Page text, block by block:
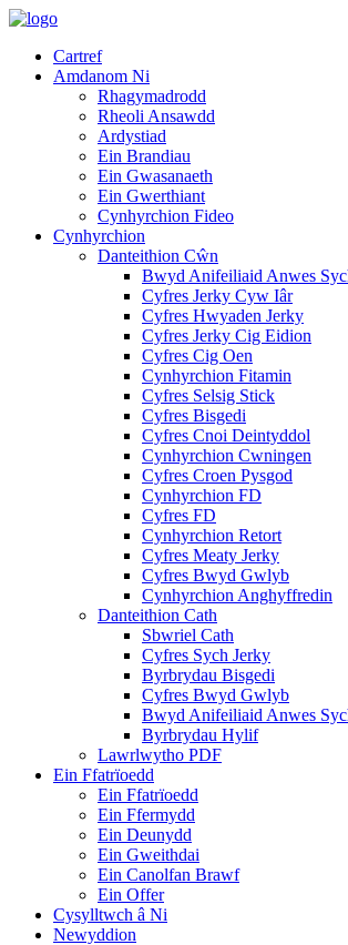
Cartref
Amdanom Ni
Rhagymadrodd
Rheoli Ansawdd
Ardystiad
Ein Brandiau
Ein Gwasanaeth
Ein Gwerthiant
Cynhyrchion Fideo
Cynhyrchion
Danteithion Cŵn
Bwyd Anifeiliaid Anwes
Cyfres Jerky Cyw Iâr
Cyfres Hwyaden Jerky
Cyfres Jerky Cig Eidion
Cyfres Cig Oen
Cynhyrchion Fitamin
Cyfres Selsig Stick
Cyfres Bisgedi
Cyfres Cnoi Deintyddol
Cynhyrchion Cwningen
Cyfres Croen Pysgod
Cynhyrchion FD
Cyfres FD
Cynhyrchion Retort
Cyfres Meaty Jerky
Cyfres Bwyd Gwlyb
Cynhyrchion Anghyffredin
Danteithion Cath
Sbwriel Cath
Cyfres Sych Jerky
Byrbrydau Bisgedi
Cyfres Bwyd Gwlyb
Bwyd Anifeiliaid Anwes
Byrbrydau Hylif
Lawrlwytho PDF
Ein Ffatrïoedd
Ein Ffatrïoedd
Ein Ffermydd
Ein Deunydd
Ein Gweithdai
Ein Canolfan Brawf
Ein Offer
Cysylltwch â Ni
Newyddion